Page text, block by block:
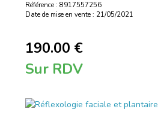
Référence : 8917557256
Date de mise en vente : 21/05/2021
190.00 €
Sur RDV